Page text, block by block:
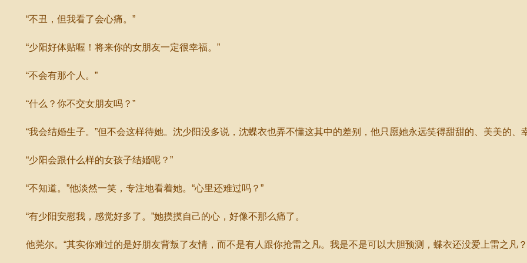
“不丑，但我看了会心痛。”
“少阳好体贴喔！将来你的女朋友一定很幸福。”
“不会有那个人。”
“什么？你不交女朋友吗？”
“我会结婚生子。”但不会这样待她。沈少阳没多说，沈蝶衣也弄不懂这其中的差别，他只愿她永远笑得甜甜的、美美的、
“少阳会跟什么样的女孩子结婚呢？”
“不知道。”他淡然一笑，专注地看着她。“心里还难过吗？”
“有少阳安慰我，感觉好多了。”她摸摸自己的心，好像不那么痛了。
他莞尔。“其实你难过的是好朋友背叛了友情，而不是有人跟你抢雷之凡。我是不是可以大胆预测，蝶衣还没爱上雷之凡？